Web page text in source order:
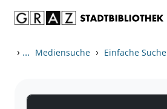
› ... Mediensuche › Einfache Suche